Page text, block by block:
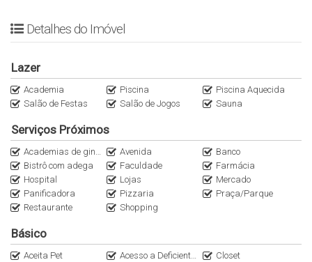
São Paulo. Entre em contato através do nosso WhatsApp
(11)95116.2558. Encontre outras oportunidades no nosso
Para mais informações, contate-nos.
Anuncie seu imóvel conosco
As informações estão sujeitas a alterações sem aviso prévio,
consulte o corretor responsável.
Detalhes do Imóvel
Lazer
Academia Piscina
Piscina Aquecida
Salão de Festas
Salão de Jogos Sauna
Serviços Próximos
Academias de ginástica Avenida
Banco
Bistrô com adega
Faculdade
Farmácia
Hospital
Lojas
Mercado
Panificadora
Pizzaria
Praça/Parque
Restaurante
Shopping
Básico
Aceita Pet Acesso a Deficientes
Closet